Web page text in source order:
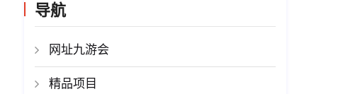
导航
网址九游会
精品项目